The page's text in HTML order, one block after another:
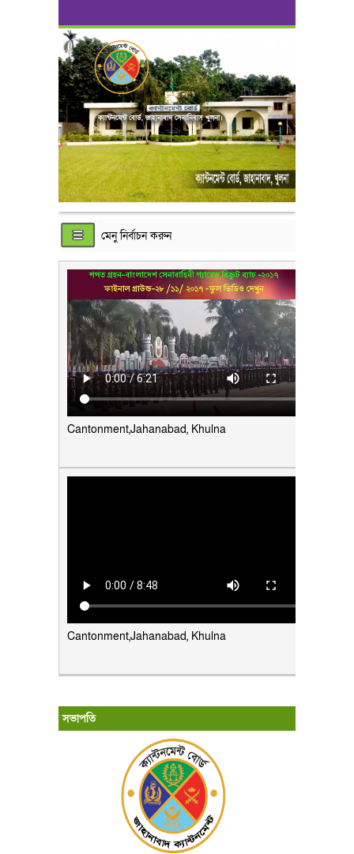
ক্যান্টনমেন্ট বোর্ড, জাহানাবাদ সেনানিবাস খুলনা।
মেনু নির্বাচন করুন
Cantonment,Jahanabad, Khulna
Cantonment,Jahanabad, Khulna
সভাপতি